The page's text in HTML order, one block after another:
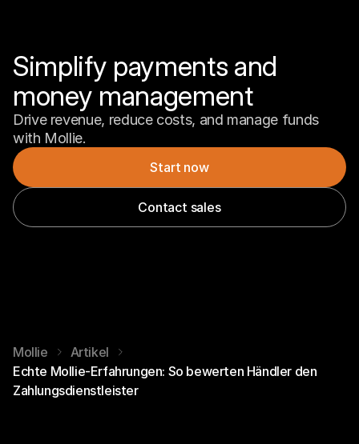
Simplify payments and
money management
Drive revenue, reduce costs, and manage funds
with Mollie.
Start now
Contact sales
Mollie
Artikel
Echte Mollie-Erfahrungen: So bewerten Händler den
Zahlungsdienstleister